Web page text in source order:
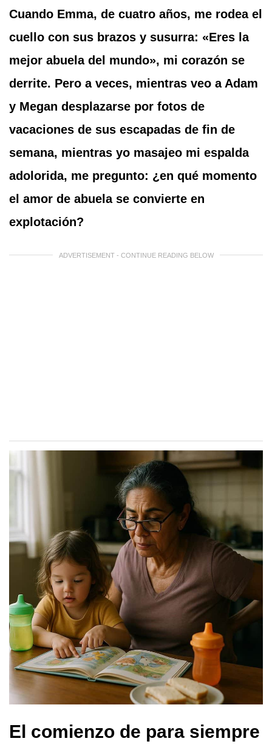
Cuando Emma, de cuatro años, me rodea el
cuello con sus brazos y susurra: «Eres la
mejor abuela del mundo», mi corazón se
derrite. Pero a veces, mientras veo a Adam
y Megan desplazarse por fotos de
vacaciones de sus escapadas de fin de
semana, mientras yo masajeo mi espalda
adolorida, me pregunto: ¿en qué momento
el amor de abuela se convierte en
explotación?
ADVERTISEMENT - CONTINUE READING BELOW
El comienzo de para siempre